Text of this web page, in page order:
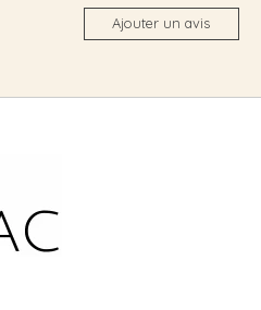
Ajouter un avis